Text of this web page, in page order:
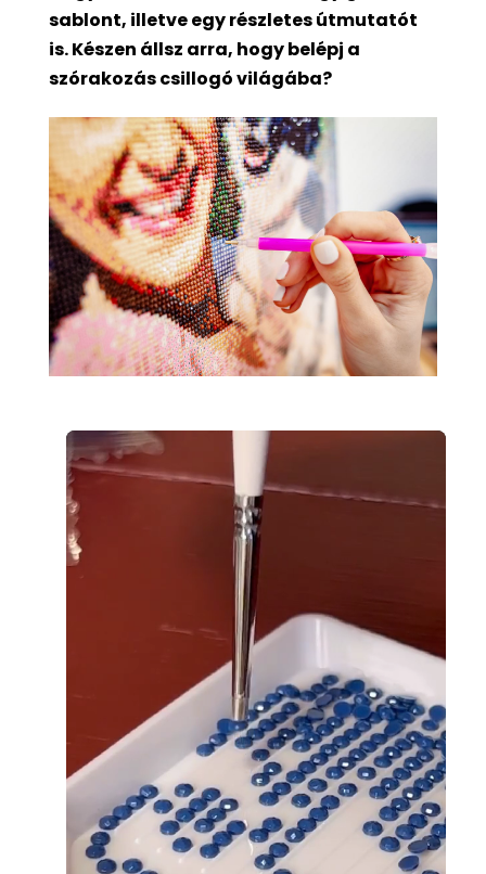
sablont, illetve egy részletes útmutatót
is. Készen állsz arra, hogy belépj a
szórakozás csillogó világába?